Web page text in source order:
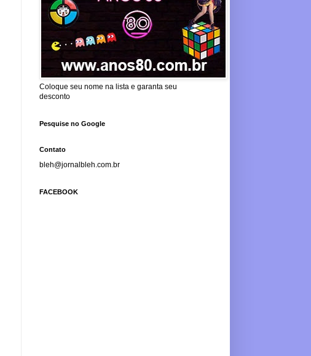
Coloque seu nome na lista e garanta seu
desconto
Pesquise no Google
Contato
bleh@jornalbleh.com.br
FACEBOOK